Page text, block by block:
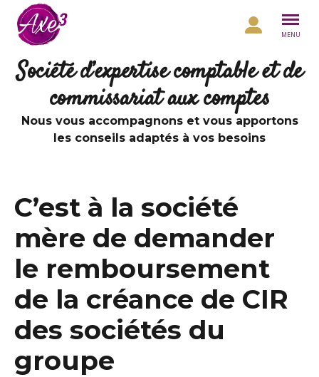
Aller au contenu
MENU
Société d’expertise comptable et de
commissariat aux comptes
Nous vous accompagnons et vous apportons
les conseils adaptés à vos besoins
C’est à la société
mère de demander
le remboursement
de la créance de CIR
des sociétés du
groupe